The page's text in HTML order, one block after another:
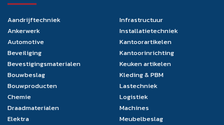
Aandrijftechniek
Ankerwerk
Automotive
Beveiliging
Bevestigingsmaterialen
Bouwbeslag
Bouwproducten
Chemie
Draadmaterialen
Elektra
Infrastructuur
Installatietechniek
Kantoorartikelen
Kantoorinrichting
Keuken artikelen
Kleding & PBM
Lastechniek
Logistiek
Machines
Meubelbeslag